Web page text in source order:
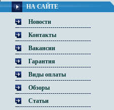
НА САЙТЕ
Новости
Контакты
Вакансии
Гарантия
Виды оплаты
Обзоры
Статьи